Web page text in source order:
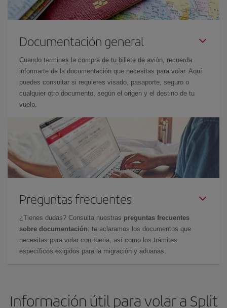
Documentación general
Cuando termines la compra de tu billete de avión, recuerda
informarte de la documentación que necesitas para volar. Aquí
puedes consultar si requieres visado, pasaporte, seguro o
cualquier otro documento, según el origen y el destino de tu
vuelo.
Preguntas frecuentes
¿Tienes dudas? Consulta nuestras preguntas frecuentes
sobre documentación: te aclaramos los documentos que
necesitas para volar con Iberia, así como los trámites
específicos exigidos para la migración y aduanas.
Información útil para volar a Split